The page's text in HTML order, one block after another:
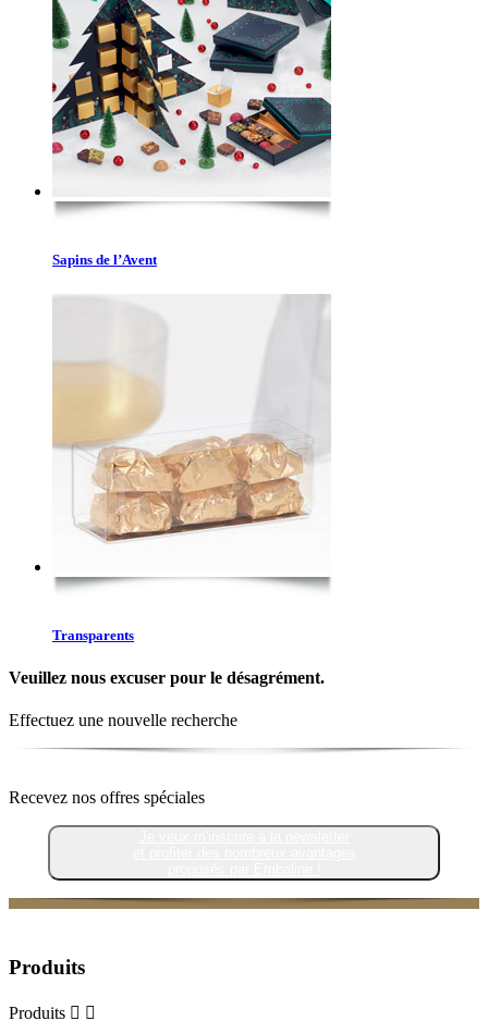
Sapins de l’Avent
Transparents
Veuillez nous excuser pour le désagrément.
Effectuez une nouvelle recherche
Recevez nos offres spéciales
Produits
Produits  